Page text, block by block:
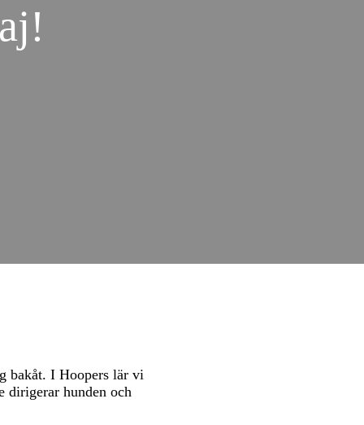
bakåt. I Hoopers lär vi
dirigerar hunden och